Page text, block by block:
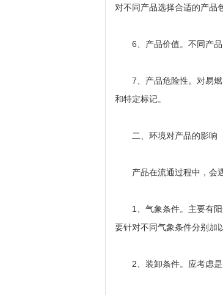
对不同产品选择合适的产品
6、产品价值。不同产品
7、产品危险性。对易燃
和特定标记。
二、环境对产品的影响
产品在流通过程中，会遇
1、气象条件。主要有阳
要针对不同气象条件分别加
2、装卸条件。应考虑是